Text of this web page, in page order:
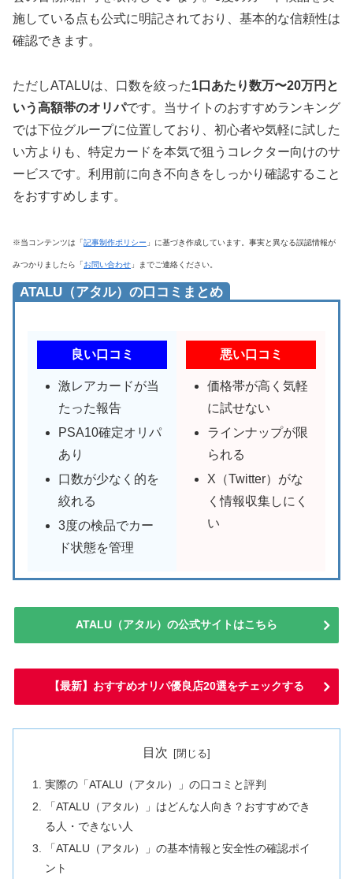
施している点も公式に明記されており、基本的な信頼性は
確認できます。
ただしATALUは、口数を絞った1口あたり数万〜20万円と
いう高額帯のオリパです。当サイトのおすすめランキング
では下位グループに位置しており、初心者や気軽に試した
い方よりも、特定カードを本気で狙うコレクター向けのサ
ービスです。利用前に向き不向きをしっかり確認すること
をおすすめします。
※当コンテンツは「記事制作ポリシー 」に基づき作成しています。事実と異なる誤認情報が
みつかりましたら「お問い合わせ 」までご連絡ください。
ATALU（アタル）の口コミまとめ
良い口コミ
激レアカードが当
たった報告
PSA10確定オリパ
あり
口数が少なく的を
絞れる
3度の検品でカー
ド状態を管理
悪い口コミ
価格帯が高く気軽
に試せない
ラインナップが限
られる
X（Twitter）がな
く情報収集しにく
い
ATALU（アタル）の公式サイトはこちら
【最新】おすすめオリパ優良店20選をチェックする
目次
実際の「ATALU（アタル）」の口コミと評判
「ATALU（アタル）」はどんな人向き？おすすめでき
る人・できない人
「ATALU（アタル）」の基本情報と安全性の確認ポイ
ント